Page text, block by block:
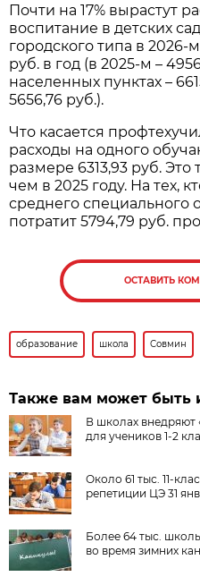
Почти на 17% вырастут
воспитание в детских
городского типа в 2026-
руб. в год (в 2025-м –
населенных пунктах –
5656,76 руб.).
Что касается
расходы на одного
размере 6313,93 руб. Это
чем в 2025 году. На тех,
среднего специального
потратит 5794,79 руб.
ОСТАВИТЬ
образование школа Совмин
Также вам может быть
В школах внедряют
для учеников 1-2
Около 61 тыс. 11-
репетиции ЦЭ 31
Более 64 тыс.
во время зимних